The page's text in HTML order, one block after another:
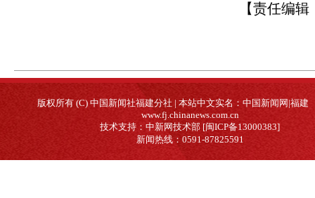
【责任编辑
版权所有 (C) 中国新闻社福建分社 | 本站中文实名：中国新闻网|福建
www.fj.chinanews.com.cn
技术支持：中新网技术部 [闽ICP备13000383]
新闻热线：0591-87825591